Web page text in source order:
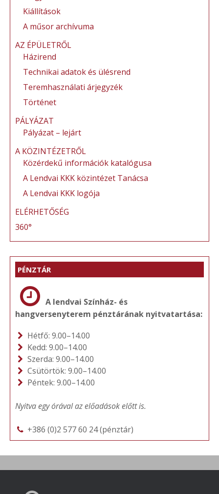
Kiállítások
A műsor archívuma
AZ ÉPÜLETRŐL
Házirend
Technikai adatok és ülésrend
Teremhasználati árjegyzék
Történet
PÁLYÁZAT
Pályázat – lejárt
A KÖZINTÉZETRŐL
Közérdekű információk katalógusa
A Lendvai KKK közintézet Tanácsa
A Lendvai KKK logója
ELÉRHETŐSÉG
360°
PÉNZTÁR
A lendvai Színház- és
hangversenyterem pénztárának nyitvatartása:
Hétfő: 9.00–14.00
Kedd: 9.00–14.00
Szerda: 9.00–14.00
Csütörtök: 9.00–14.00
Péntek: 9.00–14.00
Nyitva egy órával az előadások előtt is.
+386 (0)2 577 60 24 (pénztár)